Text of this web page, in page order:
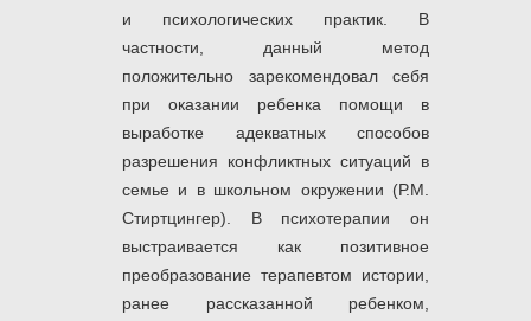
и психологических практик. В
частности, данный метод
положительно зарекомендовал себя
при оказании ребенка помощи в
выработке адекватных способов
разрешения конфликтных ситуаций в
семье и в школьном окружении (Р.М.
Стиртцингер). В психотерапии он
выстраивается как позитивное
преобразование терапевтом истории,
ранее рассказанной ребенком,